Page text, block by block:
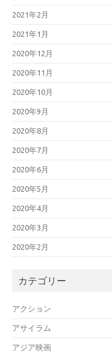
2021年2月
2021年1月
2020年12月
2020年11月
2020年10月
2020年9月
2020年8月
2020年7月
2020年6月
2020年5月
2020年4月
2020年3月
2020年2月
カテゴリー
アクション
アサイラム
アジア映画